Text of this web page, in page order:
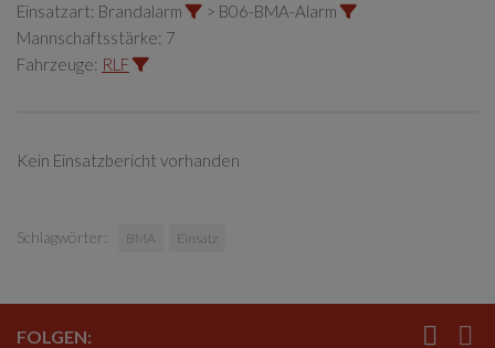
Einsatzart: Brandalarm
> B06-BMA-Alarm
Mannschaftsstärke: 7
Fahrzeuge: RLF
Kein Einsatzbericht vorhanden
Schlagwörter: BMA Einsatz
FOLGEN: